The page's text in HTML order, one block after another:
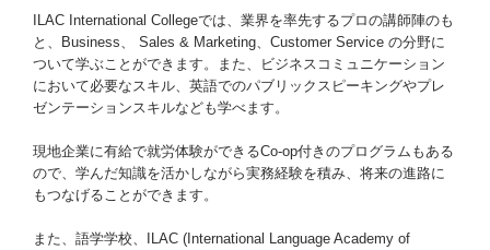
ILAC International Collegeでは、業界を率先するプロの講師陣のも
と、Business、 Sales & Marketing、Customer Service の分野に
ついて学ぶことができます。また、ビジネスコミュニケーション
において必要なスキル、英語でのパブリックスピーキングやプレ
ゼンテーションスキルなども学べます。
現地企業に有給で就労体験ができるCo-op付きのプログラムもある
ので、学んだ知識を活かしながら実務経験を積み、将来の進路に
もつなげることができます。
また、語学学校、ILAC (International Language Academy of